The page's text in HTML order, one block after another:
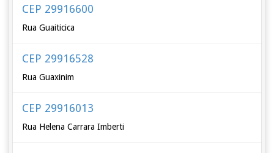
CEP 29916600
Rua Guaiticica
CEP 29916528
Rua Guaxinim
CEP 29916013
Rua Helena Carrara Imberti